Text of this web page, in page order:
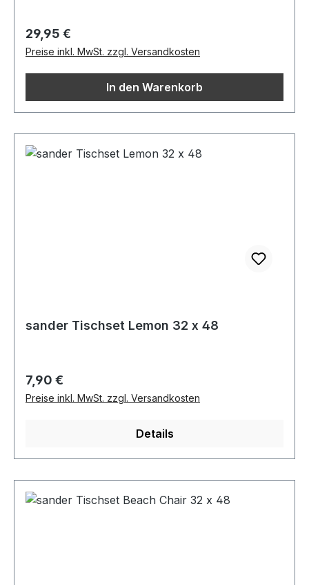
Regulärer Preis:
29,95 €
Preise inkl. MwSt. zzgl. Versandkosten
In den Warenkorb
sander Tischset Lemon 32 x 48
Regulärer Preis:
7,90 €
Preise inkl. MwSt. zzgl. Versandkosten
Details